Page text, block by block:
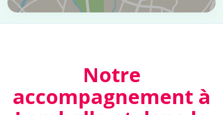
Notre
accompagnement à